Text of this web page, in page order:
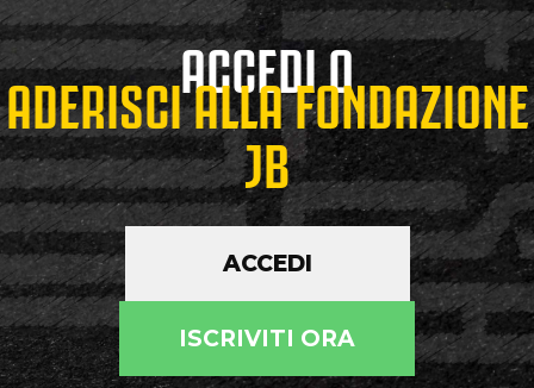
ACCEDI O
ADERISCI ALLA FONDAZIONE
JB
ACCEDI
ISCRIVITI ORA